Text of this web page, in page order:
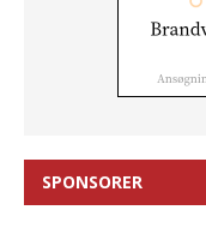
SPONSORER